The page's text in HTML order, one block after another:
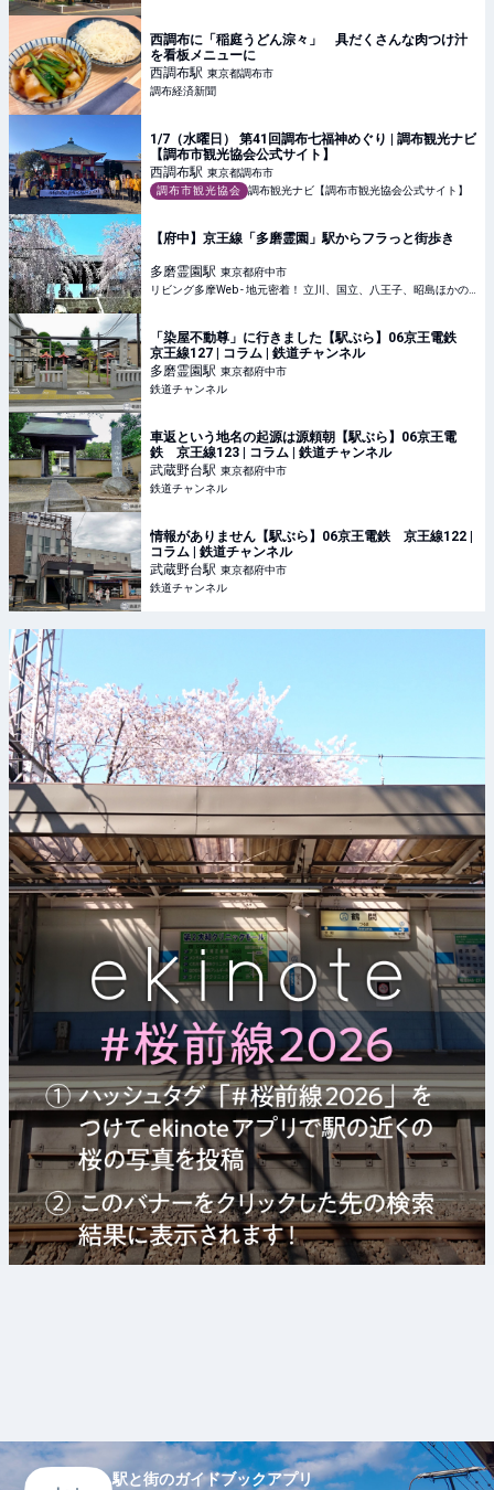
西調布に「稲庭うどん淙々」 具だくさんな肉つけ汁
を看板メニューに
西調布駅 東京都調布市
調布経済新聞
1/7（水曜日） 第41回調布七福神めぐり | 調布観光ナビ
【調布市観光協会公式サイト】
西調布駅 東京都調布市
調布市観光協会
調布観光ナビ【調布市観光協会公式サイト】
【府中】京王線「多磨霊園」駅からフラっと街歩き
多磨霊園駅 東京都府中市
「染屋不動尊」に行きました【駅ぶら】06京王電鉄
京王線127 | コラム | 鉄道チャンネル
多磨霊園駅 東京都府中市
鉄道チャンネル
車返という地名の起源は源頼朝【駅ぶら】06京王電
鉄 京王線123 | コラム | 鉄道チャンネル
武蔵野台駅 東京都府中市
鉄道チャンネル
情報がありません【駅ぶら】06京王電鉄 京王線122 |
コラム | 鉄道チャンネル
武蔵野台駅 東京都府中市
鉄道チャンネル
駅と街のガイドブックアプリ